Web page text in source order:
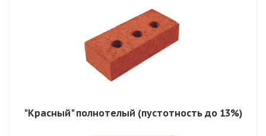
"Красный" полнотелый (пустотность до 13%)